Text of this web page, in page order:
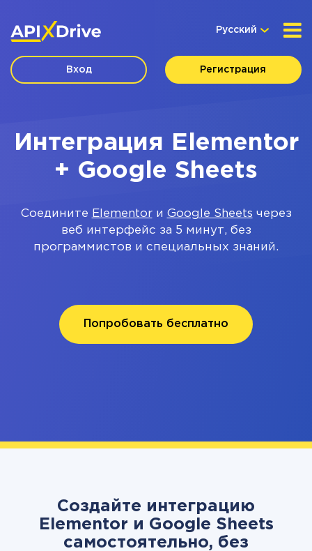
Русский
Вход Регистрация
Интеграция Elementor
+ Google Sheets
Соедините Elementorи Google Sheets через
веб интерфейс за 5 минут, без
программистов и специальных знаний.
Попробовать бесплатно
Создайте интеграцию
Elementor и Google Sheets
самостоятельно, без